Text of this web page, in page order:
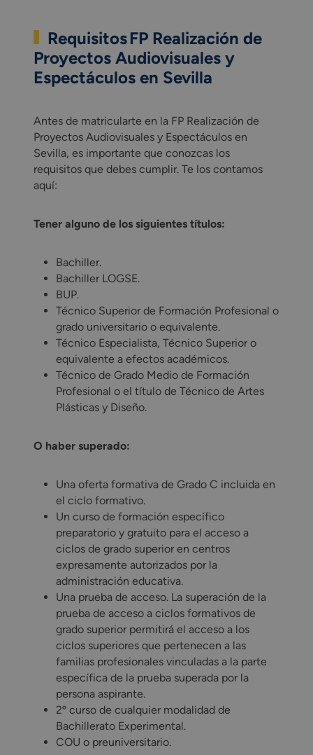
Requisitos FP Realización de
Proyectos Audiovisuales y
Espectáculos en Sevilla
Antes de matricularte en la FP Realización de
Proyectos Audiovisuales y Espectáculos en
Sevilla, es importante que conozcas los
requisitos que debes cumplir. Te los contamos
aquí:
Tener alguno de los siguientes títulos:
Bachiller.
Bachiller LOGSE.
BUP.
Técnico Superior de Formación Profesional o
grado universitario o equivalente.
Técnico Especialista, Técnico Superior o
equivalente a efectos académicos.
Técnico de Grado Medio de Formación
Profesional o el título de Técnico de Artes
Plásticas y Diseño.
O haber superado:
Una oferta formativa de Grado C incluida en
el ciclo formativo.
Un curso de formación específico
preparatorio y gratuito para el acceso a
ciclos de grado superior en centros
expresamente autorizados por la
administración educativa.
Una prueba de acceso. La superación de la
prueba de acceso a ciclos formativos de
grado superior permitirá el acceso a los
ciclos superiores que pertenecen a las
familias profesionales vinculadas a la parte
específica de la prueba superada por la
persona aspirante.
2º curso de cualquier modalidad de
Bachillerato Experimental.
COU o preuniversitario.